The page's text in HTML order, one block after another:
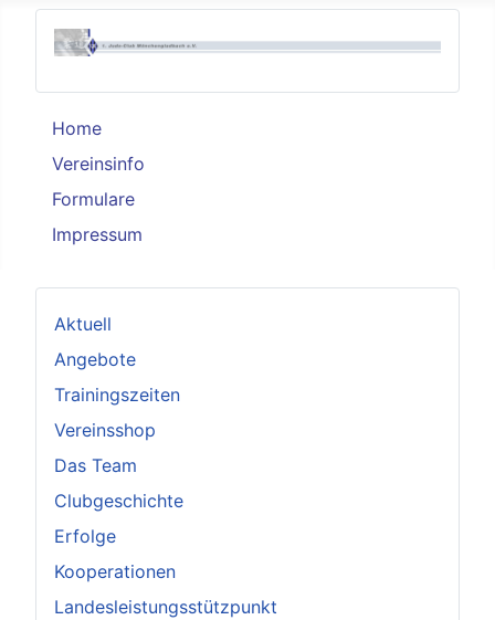
Home
Vereinsinfo
Formulare
Impressum
Aktuell
Angebote
Trainingszeiten
Vereinsshop
Das Team
Clubgeschichte
Erfolge
Kooperationen
Landesleistungsstützpunkt